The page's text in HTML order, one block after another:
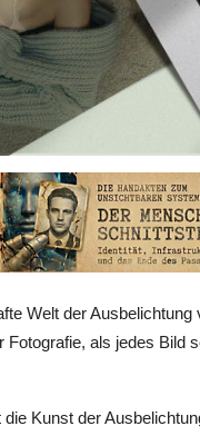
Welt der
als jedes Bild
Kunst der